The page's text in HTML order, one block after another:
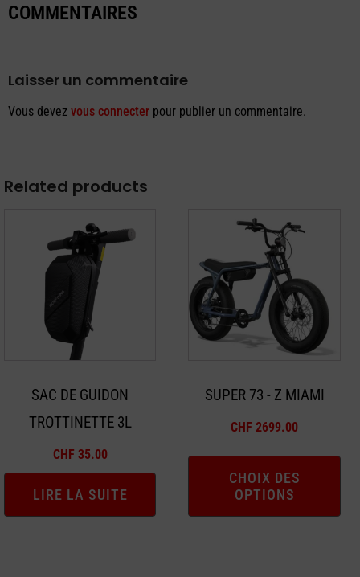
COMMENTAIRES
Laisser un commentaire
Vous devez vous connecter pour publier un commentaire.
Related products
SAC DE GUIDON
TROTTINETTE 3L
CHF 35.00
LIRE LA SUITE
SUPER 73 - Z MIAMI
CHF 2699.00
CHOIX DES
OPTIONS
plusieurs
variations.
Les
être